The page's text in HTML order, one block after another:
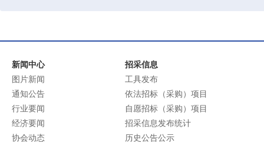
新闻中心
图片新闻
通知公告
行业要闻
经济要闻
协会动态
招采信息
工具发布
依法招标（采购）项目
自愿招标（采购）项目
招采信息发布统计
历史公告公示